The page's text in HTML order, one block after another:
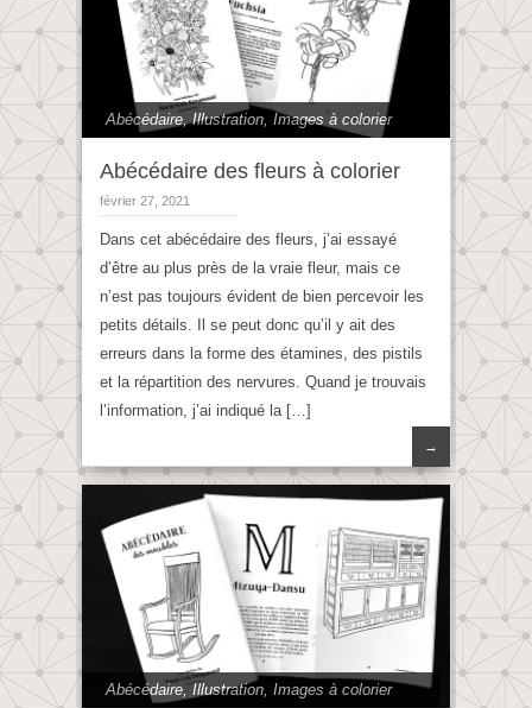
Abécédaire,Illustration, Images à colorier
Abécédaire des fleurs à colorier
février 27, 2021
Dans cet abécédaire des fleurs, j’ai essayé
d’être au plus près de la vraie fleur, mais ce
n’est pas toujours évident de bien percevoir les
petits détails. Il se peut donc qu’il y ait des
erreurs dans la forme des étamines, des pistils
et la répartition des nervures. Quand je trouvais
l’information, j’ai indiqué la […]
→
Abécédaire, Illustration, Images à colorier